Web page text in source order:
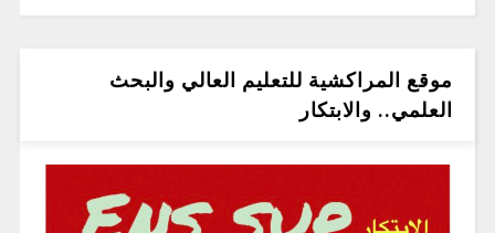
موقع المراكشية للتعليم العالي والبحث
العلمي.. والابتكار